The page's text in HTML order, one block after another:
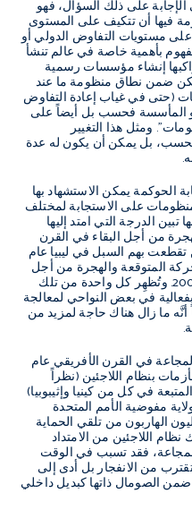
على ذلك السؤال، فهو
فيها أن تتكيف على المستوى
مستويات التفاوض الدولي أو
بأهمية خاصة في عالم تنشأ
إنشاء مؤسسات رسمية
ضمن نطاق منظومة ما عند
(حتى في غياب إعادة التفاوض
المأسسة فحسب بل أيضاً على
ومثل هذا التغيير
بل يمكن أن يكون له عدة
الحوكمة يمكن الاستشهاد بها
على الاستجابة لمختلف
تبين الدرجة التي امتد إليها
من أجل البقاء في القرن
الذين تقطعت بهم السبل في ليبيا عام
المتوقعة والهجرة من أجل
البقاء في زمبابوي بين عامي 2006 و2001. وتُظهِر كل واحدة من تلك
في بعض النواحي لمعالجة
ما زال هناك حاجة لمزيد من
في القرن الأفريقي عام
بنظام اللاجئين (نظراً
في كل من كينيا وإثيبوبيا)
مفوضية الأمم المتحدة
الهاربون من تلقي الحماية
اللاجئين من الامتداد
فقد تسبب في الوقت
من الانفجار بل أدى إلى
الصومال ذاتها كبديل داخلي